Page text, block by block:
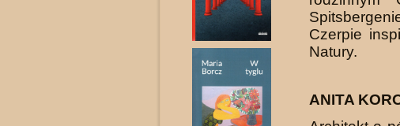
Czerpie
Natury.
ANITA